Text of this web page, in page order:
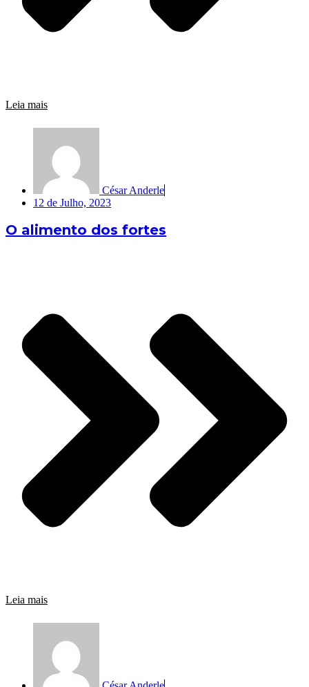
Leia mais
César Anderle
12 de Julho, 2023
O alimento dos fortes
Leia mais